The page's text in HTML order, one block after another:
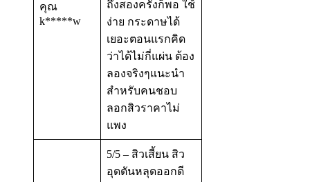
คุณ
k*****w
ถึงสองครั้งก็พอ ใช้
ง่าย กระดาษได้
เยอะตอนแรกคิด
ว่าได้ไม่กี่แผ่น ต้อง
ลองจริงๆแนะนำ
สำหรับคนชอบ
ลอกสิวราคาไม่
แพง
5/5 – สิวเสี้ยน สิว
อุดตันหลุดออกดี